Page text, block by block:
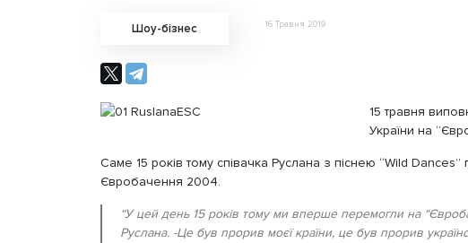
Шоу-бізнес 16 Травня 2019
15 травня
України на
Саме 15 років тому співачка Руслана з піснею “Wild Dances”
Євробачення 2004.
“У цей день 15 років тому ми вперше перемогли на
Руслана. -Це був прорив моєї країни, це був прорив